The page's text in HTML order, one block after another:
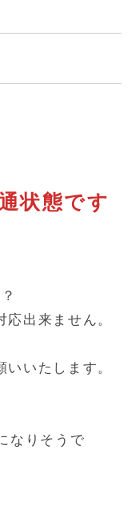
状態です
出来ません。
いたします。
なりそうで